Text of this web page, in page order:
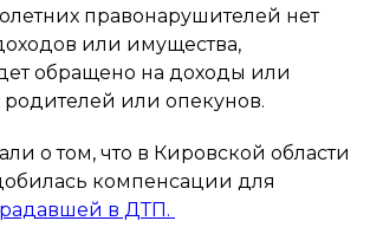
правонарушителей нет
или имущества,
обращено на доходы или
или опекунов.
о том, что в Кировской области
компенсации для
в ДТП.